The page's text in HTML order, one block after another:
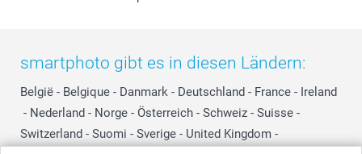
smartphoto gibt es in diesen Ländern:
België - Belgique - Danmark - Deutschland - France - Ireland
- Nederland - Norge - Österreich - Schweiz - Suisse -
Switzerland - Suomi - Sverige - United Kingdom -